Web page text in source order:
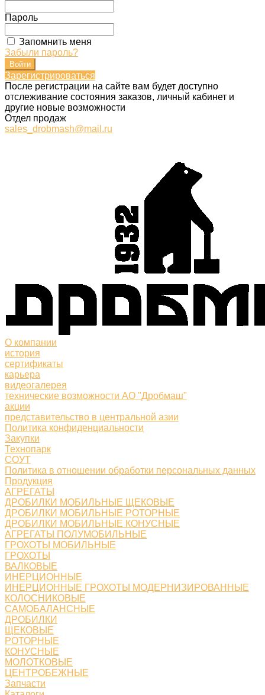
Пароль
Запомнить меня
Забыли пароль?
Зарегистрироваться
После регистрации на сайте вам будет доступно
отслеживание состояния заказов, личный кабинет и
другие новые возможности
Отдел продаж
sales_drobmash@mail.ru
О компании
история
сертификаты
карьера
видеогалерея
технические возможности АО "Дробмаш"
акции
представительство в центральной азии
Политика конфиденциальности
Закупки
Технопарк
СОУТ
Политика в отношении обработки персональных данных
Продукция
АГРЕГАТЫ
ДРОБИЛКИ МОБИЛЬНЫЕ ЩЕКОВЫЕ
ДРОБИЛКИ МОБИЛЬНЫЕ РОТОРНЫЕ
ДРОБИЛКИ МОБИЛЬНЫЕ КОНУСНЫЕ
АГРЕГАТЫ ПОЛУМОБИЛЬНЫЕ
ГРОХОТЫ МОБИЛЬНЫЕ
ГРОХОТЫ
ВАЛКОВЫЕ
ИНЕРЦИОННЫЕ
ИНЕРЦИОННЫЕ ГРОХОТЫ МОДЕРНИЗИРОВАННЫЕ
КОЛОСНИКОВЫЕ
САМОБАЛАНСНЫЕ
ДРОБИЛКИ
ЩЕКОВЫЕ
РОТОРНЫЕ
КОНУСНЫЕ
МОЛОТКОВЫЕ
ЦЕНТРОБЕЖНЫЕ
Запчасти